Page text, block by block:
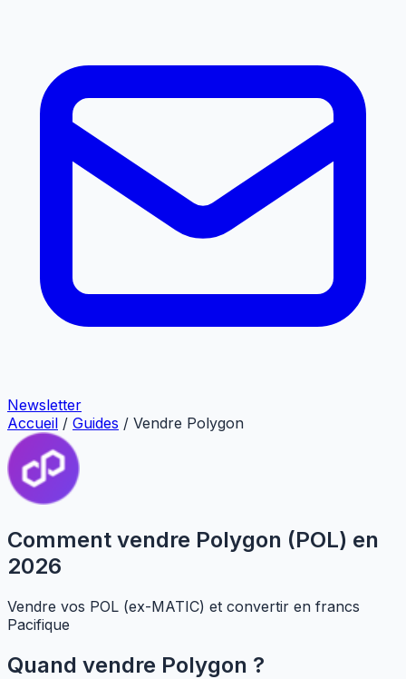
Newsletter
Accueil / Guides / Vendre Polygon
Comment vendre Polygon (POL) en
2026
Vendre vos POL (ex-MATIC) et convertir en francs
Pacifique
Quand vendre Polygon ?